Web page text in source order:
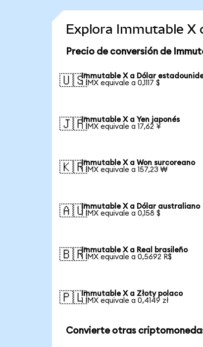
Explora Immutable X
Precio de conversión de
🇺🇸Immutable X a Dólar
1 IMX equivale a 0,1117 $
🇯🇵Immutable X a Yen japonés
1 IMX equivale a 17,62 ¥
🇰🇷Immutable X a Won surcoreano
1 IMX equivale a 157,23 ₩
🇦🇺Immutable X a Dólar australiano
1 IMX equivale a 0,158 $
🇧🇷Immutable X a Real brasileño
1 IMX equivale a 0,5692 R$
🇵🇱Immutable X a Złoty polaco
1 IMX equivale a 0,4149 zł
Convierte otras